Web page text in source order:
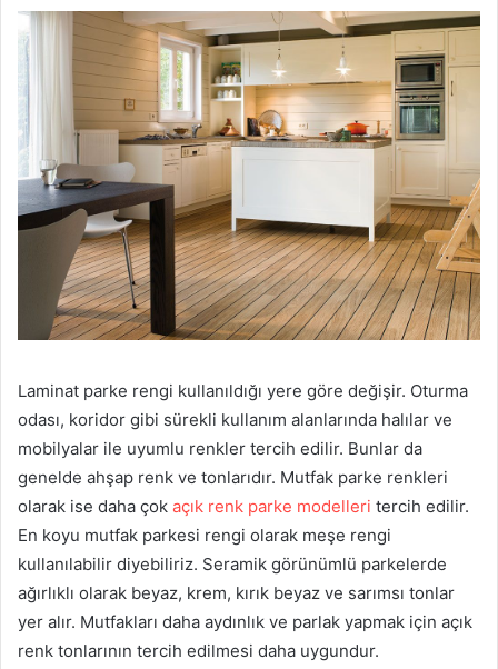
Laminat parke rengi kullanıldığı yere göre değişir. Oturma
odası, koridor gibi sürekli kullanım alanlarında halılar ve
mobilyalar ile uyumlu renkler tercih edilir. Bunlar da
genelde ahşap renk ve tonlarıdır. Mutfak parke renkleri
olarak ise daha çok açık renk parke modelleri tercih edilir.
En koyu mutfak parkesi rengi olarak meşe rengi
kullanılabilir diyebiliriz. Seramik görünümlü parkelerde
ağırlıklı olarak beyaz, krem, kırık beyaz ve sarımsı tonlar
yer alır. Mutfakları daha aydınlık ve parlak yapmak için açık
renk tonlarının tercih edilmesi daha uygundur.